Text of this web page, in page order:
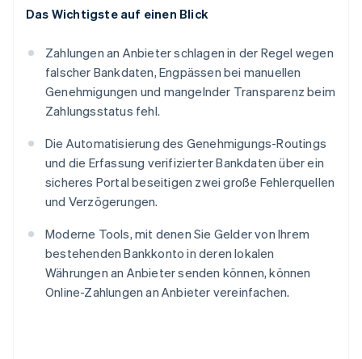
Das Wichtigste auf einen Blick
Zahlungen an Anbieter schlagen in der Regel wegen
falscher Bankdaten, Engpässen bei manuellen
Genehmigungen und mangelnder Transparenz beim
Zahlungsstatus fehl.
Die Automatisierung des Genehmigungs-Routings
und die Erfassung verifizierter Bankdaten über ein
sicheres Portal beseitigen zwei große Fehlerquellen
und Verzögerungen.
Moderne Tools, mit denen Sie Gelder von Ihrem
bestehenden Bankkonto in deren lokalen
Währungen an Anbieter senden können, können
Online-Zahlungen an Anbieter vereinfachen.